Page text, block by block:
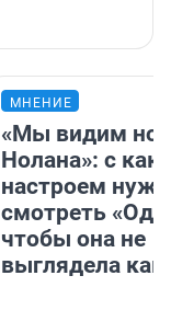
МНЕНИЕ
«Мы видим
Нолана»: с
настроем
смотреть
чтобы она не
выглядела как